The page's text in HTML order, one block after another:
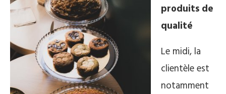
produits de
qualité
Le midi, la
clientèle est
notamment